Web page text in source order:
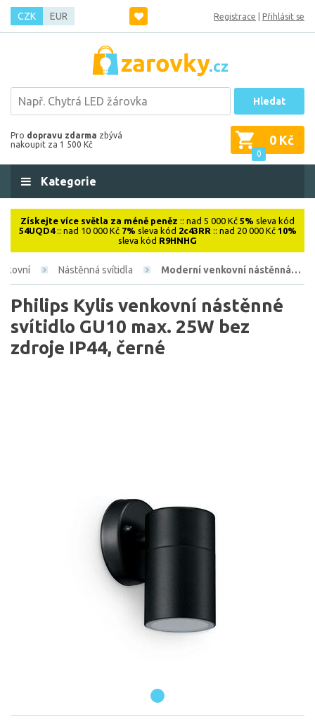
CZK EUR Registrace Přihlásit se
Hledat
Pro dopravu zdarma zbývá
nakoupit za 1 500 Kč
0
0 Kč
Kategorie
Získejte více světla za méně peněz :: nad 5 000 Kč 5% sleva kód
54UQD4:: nad 10 000 Kč 7% sleva kód 2c43RR :: nad 20 000 Kč 10%
sleva kód R9HNHG
Nástěnná svítidla Moderní venkovní nástěnná…
Philips Kylis venkovní nástěnné
svítidlo GU10 max. 25W bez
zdroje IP44, černé